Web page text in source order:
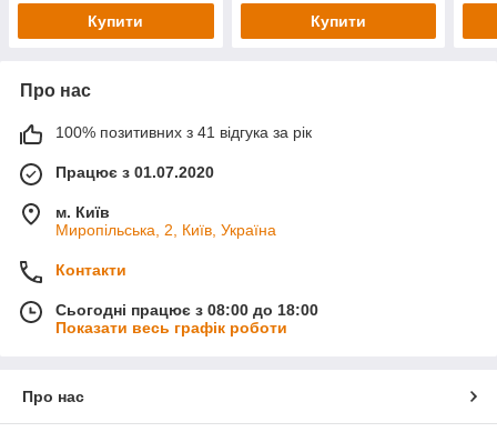
Купити Купити
Про нас
100% позитивних з 41 відгука за рік
Працює з 01.07.2020
м. Київ
Миропільська, 2, Київ, Україна
Контакти
Сьогодні працює з 08:00 до 18:00
Показати весь графік роботи
Про нас